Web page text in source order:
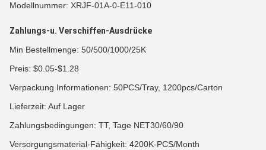
Modellnummer: XRJF-01A-0-E11-010
Zahlungs-u. Verschiffen-Ausdrücke
Min Bestellmenge: 50/500/1000/25K
Preis: $0.05-$1.28
Verpackung Informationen: 50PCS/Tray, 1200pcs/Carton
Lieferzeit: Auf Lager
Zahlungsbedingungen: TT, Tage NET30/60/90
Versorgungsmaterial-Fähigkeit: 4200K-PCS/Month